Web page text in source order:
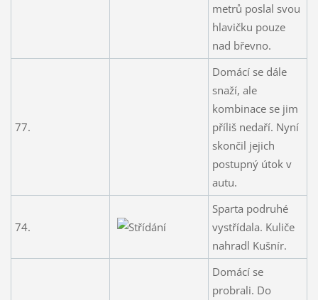
metrů poslal svou
hlavičku pouze
nad břevno.
77.
Domácí se dále
snaží, ale
kombinace se jim
příliš nedaří. Nyní
skončil jejich
postupný útok v
autu.
74.
Sparta podruhé
vystřídala. Kuliče
nahradl Kušnír.
Domácí se
probrali. Do